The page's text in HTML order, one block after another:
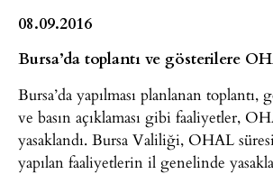
08.09.2016
Bursa’da toplantı ve gösterilere
Bursa’da yapılması planlanan
ve basın açıklaması gibi faaliyetler,
yasaklandı. Bursa Valiliği, OHAL
yapılan faaliyetlerin il genelinde